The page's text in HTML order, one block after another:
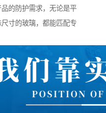
的防护需求，无论是平
寸的玻璃，都能匹配专